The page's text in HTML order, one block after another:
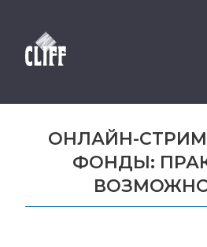
ОНЛАЙН-
ФОНДЫ: